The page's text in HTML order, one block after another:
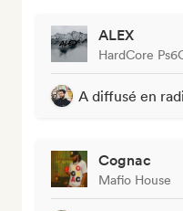
ALEX
HardCore
A diffusé en
Cognac
Mafio House